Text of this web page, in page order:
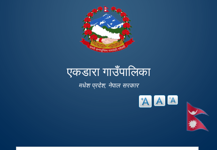
main
content
एकडारा गाउँपालिका
मधेश प्रदेश, नेपाल सरकार